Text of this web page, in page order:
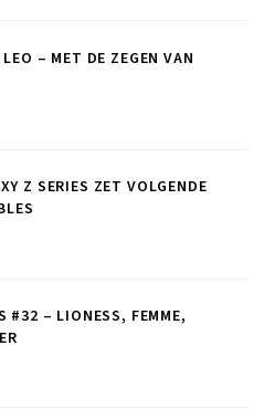
– MET DE ZEGEN VAN
Z SERIES ZET VOLGENDE
#32 – LIONESS, FEMME,